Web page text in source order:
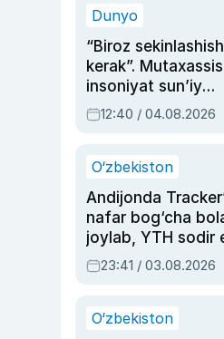
Dunyo
“Biroz sekinlashish
kerak”.
insoniyat sun’iy
intellektni boshqara
olmay qolishidan
12:40 / 04.08.2026
O‘zbekiston
Andijonda
nafar bog‘cha
joylab, YTH sodir
ayolga sud hukmi
23:41 / 03.08.2026
O‘zbekiston